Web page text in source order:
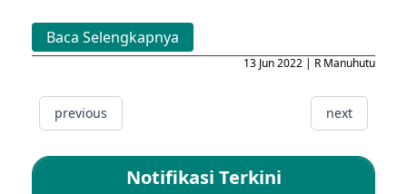
Baca Selengkapnya
13 Jun 2022 | R Manuhutu
previous next
Notifikasi Terkini